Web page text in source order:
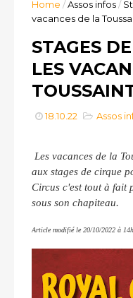
Home /Assos infos/
vacances de la
STAGES
LES
18.10.22 Assos
Les vacances de la
aux stages de cirque
Circus c'est tout à fait
sous son chapiteau.
Article modifié le 20/10/2022 à